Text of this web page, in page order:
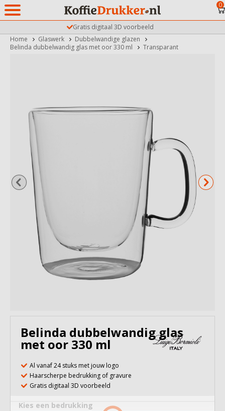
Gratis digitaal 3D voorbeeld
0
Home Glaswerk
Dubbelwandige glazen
Belinda dubbelwandig glas met oor 330 ml
Transparant
Belinda dubbelwandig glas
met oor 330 ml
Al vanaf 24 stuks met jouw logo
Haarscherpe bedrukking of gravure
Gratis digitaal 3D voorbeeld
Kies een bedrukking